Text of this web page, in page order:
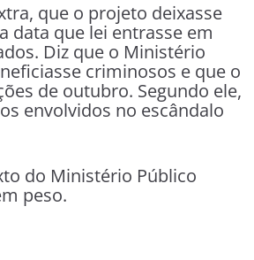
que o projeto deixasse
data que lei entrasse em
Diz que o Ministério
criminosos e que o
de outubro. Segundo ele,
envolvidos no escândalo
do Ministério Público
peso.